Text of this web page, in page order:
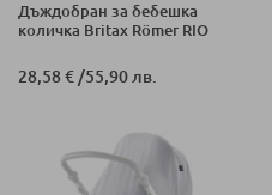
Дъждобран за бебешка
количка Britax Römer RIO
28,58 € /55,90 лв.